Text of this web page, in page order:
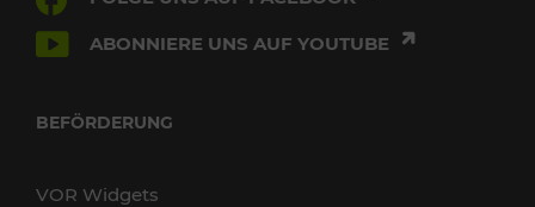
ABONNIERE UNS AUF YOUTUBE
BEFÖRDERUNG
VOR Widgets